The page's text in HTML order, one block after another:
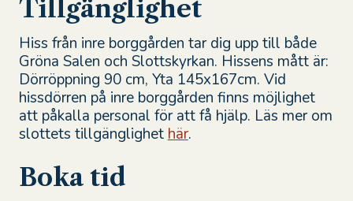
Tillgänglighet
Hiss från inre borggården tar dig upp till både
Gröna Salen och Slottskyrkan. Hissens mått är:
Dörröppning 90 cm, Yta 145x167cm. Vid
hissdörren på inre borggården finns möjlighet
att påkalla personal för att få hjälp. Läs mer om
slottets tillgänglighethär.
Boka tid